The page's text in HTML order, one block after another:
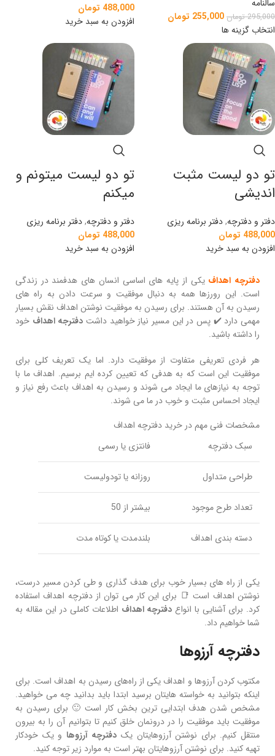
سالنامه
295,000 تومان 255,000 تومان
انتخاب گزینه ها
488,000 تومان
افزودن به سبد خرید
تو دو لیست مثبت
اندیشی
دفتر و دفترچه,دفتر برنامه ریزی
488,000 تومان
افزودن به سبد خرید
تو دو لیست میتونم و
میکنم
دفتر و دفترچه,دفتر برنامه ریزی
488,000 تومان
افزودن به سبد خرید
دفترچه اهداف یکی از پایه های اساسی انسان های هدفمند در زندگی
است. این رورزها همه به دنبال موفقیت و سرعت دادن به راه‌ های
رسیدن به آن هستند. برای رسیدن به موفقیت نوشتن اهداف نقش بسیار
مهمی دارد ✔️ پس در این مسیر نیاز خواهید داشت دفترجه اهداف خود
را داشته باشید.
هر فردی تعریفی متفاوت از موفقیت دارد. اما یک تعریف کلی برای
موفقیت این است که به هدفی که تعیین کرده‌ ایم برسیم. اهداف ما با
توجه به نیازهای ما ایجاد می‌ شوند و رسیدن به اهداف باعث رفع نیاز و
ایجاد احساس مثبت و خوب در ما می‌ شوند.
مشخصات فنی مهم در خرید دفترچه اهداف
سبک دفترچه
فانتزی یا رسمی
طراحی متداول روزانه یا تودولیست
تعداد طرح موجود بیشتر از 50
دسته بندی اهداف بلندمدت یا کوتاه مدت
یکی از راه‌ های بسیار خوب برای هدف‌ گذاری و طی کردن مسیر درست،
نوشتن اهداف است 📑 برای این کار می‌ توان از دفترچه اهداف استفاده
کرد. برای آشنایی با انواعدفترچه اهداف اطلاعات کاملی در این مقاله به
شما خواهیم داد.
دفترچه آرزوها
مکتوب کردن آرزوها و اهداف یکی از راه‌های رسیدن به اهداف است. برای
اینکه بتوانید به خواسته‌ هایتان برسید ابتدا باید بدانید چه می‌ خواهید.
مشخص شدن هدف ابتدایی‌ ترین بخش کار است 🙂 برای رسیدن به
موفقیت باید موفقیت را در درونمان خلق کنیم تا بتوانیم آن‌ را به بیرون
منتقل کنیم. برای نوشتن آرزوهایتان یک دفترچه آرزوها و یک خودکار
تهیه کنید. برای نوشتن آرزوهایتان بهتر است به موارد زیر توجه کنید.